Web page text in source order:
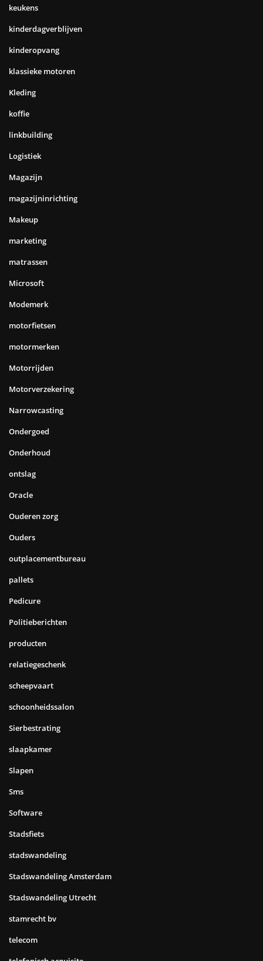
keukens
kinderdagverblijven
kinderopvang
klassieke motoren
Kleding
koffie
linkbuilding
Logistiek
Magazijn
magazijninrichting
Makeup
marketing
matrassen
Microsoft
Modemerk
motorfietsen
motormerken
Motorrijden
Motorverzekering
Narrowcasting
Ondergoed
Onderhoud
ontslag
Oracle
Ouderen zorg
Ouders
outplacementbureau
pallets
Pedicure
Politieberichten
producten
relatiegeschenk
scheepvaart
schoonheidssalon
Sierbestrating
slaapkamer
Slapen
Sms
Software
Stadsfiets
stadswandeling
Stadswandeling Amsterdam
Stadswandeling Utrecht
stamrecht bv
telecom